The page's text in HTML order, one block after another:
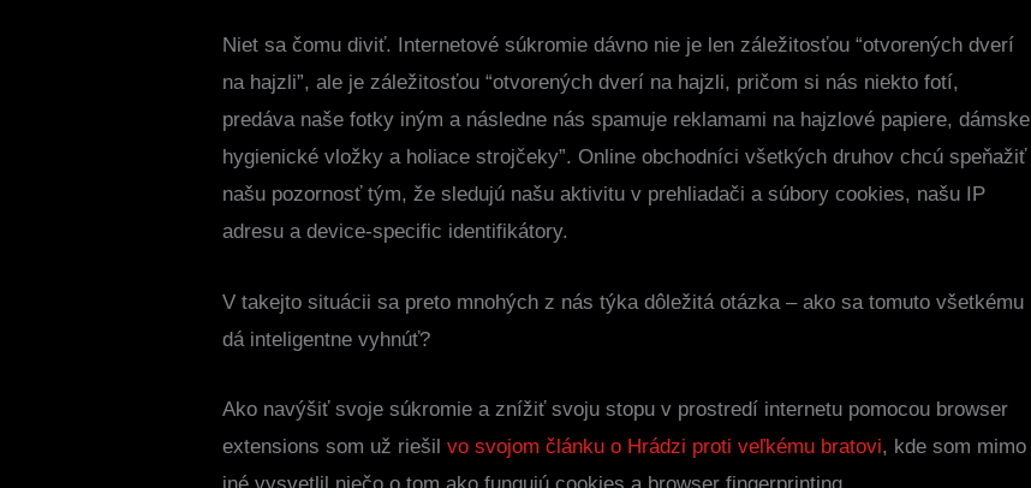
Niet sa čomu diviť. Internetové súkromie dávno nie je len záležitosťou “otvorených dverí
na hajzli”, ale je záležitosťou “otvorených dverí na hajzli, pričom si nás niekto fotí,
predáva naše fotky iným a následne nás spamuje reklamami na hajzlové papiere, dámske
hygienické vložky a holiace strojčeky”. Online obchodníci všetkých druhov chcú speňažiť
našu pozornosť tým, že sledujú našu aktivitu v prehliadači a súbory cookies, našu IP
adresu a device-specific identifikátory.
V takejto situácii sa preto mnohých z nás týka dôležitá otázka – ako sa tomuto všetkému
dá inteligentne vyhnúť?
Ako navýšiť svoje súkromie a znížiť svoju stopu v prostredí internetu pomocou browser
extensions som už riešilvo svojom článku o Hrádzi proti veľkému bratovi, kde som mimo